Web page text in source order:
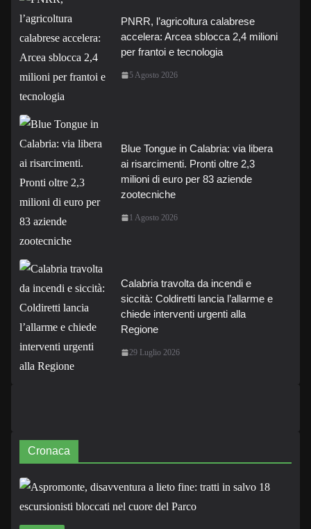
PNRR, l’agricoltura calabrese
accelera: Arcea sblocca 2,4 milioni
per frantoi e tecnologia
5 Agosto 2026
Blue Tongue in Calabria: via libera
ai risarcimenti. Pronti oltre 2,3
milioni di euro per 83 aziende
zootecniche
1 Agosto 2026
Calabria travolta da incendi e
siccità: Coldiretti lancia l’allarme e
chiede interventi urgenti alla
Regione
29 Luglio 2026
Cronaca